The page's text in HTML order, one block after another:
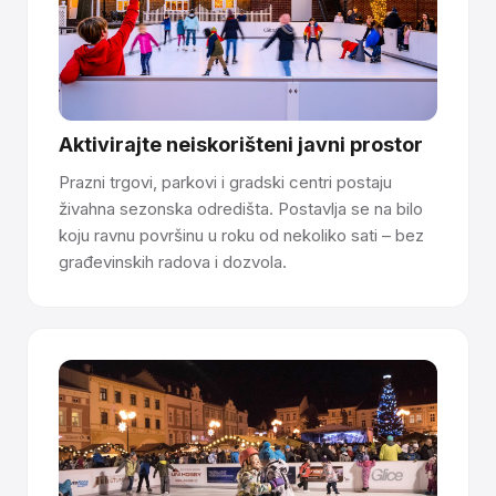
Imate pitanja o tome kako sintetički led
funkcionira? Razgovarajte s našim timom →
Aktivirajte neiskorišteni javni prostor
Prazni trgovi, parkovi i gradski centri postaju
živahna sezonska odredišta. Postavlja se na bilo
koju ravnu površinu u roku od nekoliko sati – bez
građevinskih radova i dozvola.